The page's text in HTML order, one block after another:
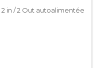
in / 2 Out autoalimentée